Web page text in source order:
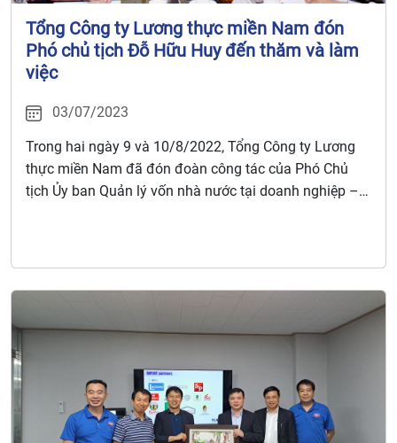
Tổng Công ty Lương thực miền Nam đón
Phó chủ tịch Đỗ Hữu Huy đến thăm và làm
việc
03/07/2023
Trong hai ngày 9 và 10/8/2022, Tổng Công ty Lương
thực miền Nam đã đón đoàn công tác của Phó Chủ
tịch Ủy ban Quản lý vốn nhà nước tại doanh nghiệp –